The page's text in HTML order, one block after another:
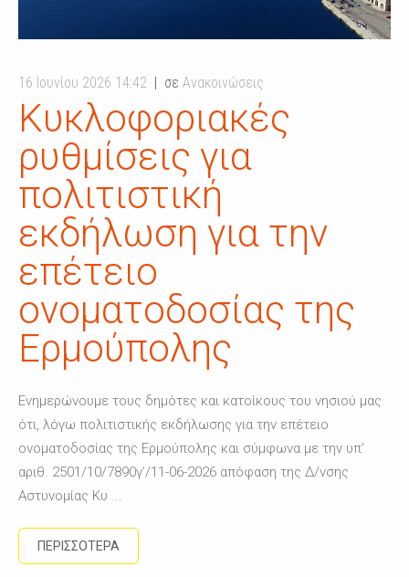
16 Ιουνίου 2026 14:42 σε Ανακοινώσεις
Κυκλοφοριακές
ρυθμίσεις για
πολιτιστική
εκδήλωση για την
επέτειο
ονοματοδοσίας της
Ερμούπολης
Ενημερώνουμε τους δημότες και κατοίκους του νησιού μας
ότι, λόγω πολιτιστικής εκδήλωσης για την επέτειο
ονοματοδοσίας της Ερμούπολης και σύμφωνα με την υπ’
αριθ. 2501/10/7890γ’/11-06-2026 απόφαση της Δ/νσης
Αστυνομίας Κυ ...
ΠΕΡΙΣΣΟΤΕΡΑ